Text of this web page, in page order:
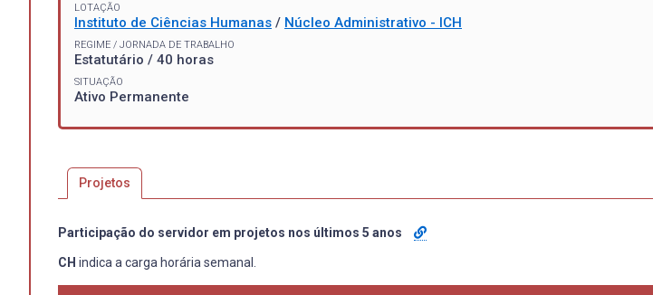
LOTAÇÃO
Instituto de Ciências Humanas / Núcleo Administrativo - ICH
REGIME / JORNADA DE TRABALHO
Estatutário / 40 horas
SITUAÇÃO
Ativo Permanente
Projetos
Participação do servidor em projetos nos últimos 5 anos
CH indica a carga horária semanal.